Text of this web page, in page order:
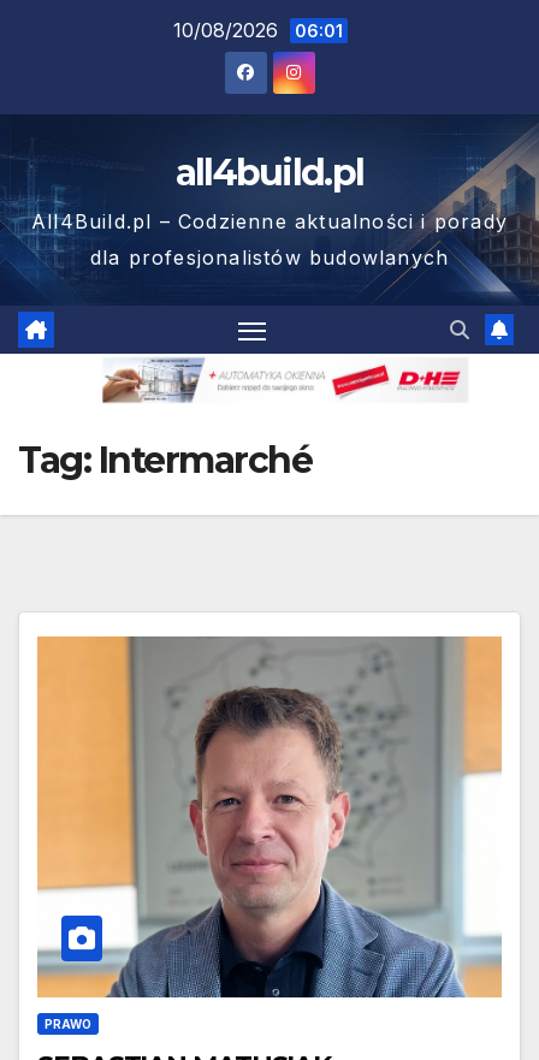
10/08/2026 06:01
all4build.pl
All4Build.pl – Codzienne aktualności i porady
dla profesjonalistów budowlanych
Tag: Intermarché
PRAWO